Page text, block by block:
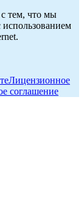
тем, что мы
Лицензионное
соглашение